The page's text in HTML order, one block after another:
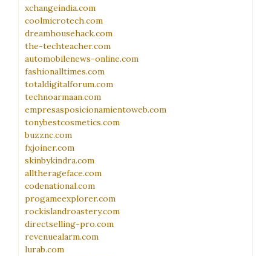
xchangeindia.com
coolmicrotech.com
dreamhousehack.com
the-techteacher.com
automobilenews-online.com
fashionalltimes.com
totaldigitalforum.com
technoarmaan.com
empresasposicionamientoweb.com
tonybestcosmetics.com
buzznc.com
fxjoiner.com
skinbykindra.com
alltherageface.com
codenational.com
progameexplorer.com
rockislandroastery.com
directselling-pro.com
revenuealarm.com
lurab.com